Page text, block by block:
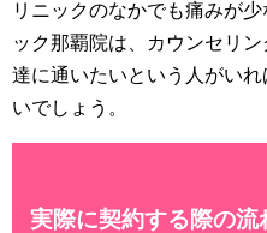
リニックのなかでも痛みが
ック那覇院は、カウンセリ
達に通いたいという人がい
いでしょう。
実際に契約する際の流